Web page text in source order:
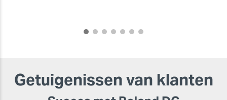
Getuigenissen van klanten